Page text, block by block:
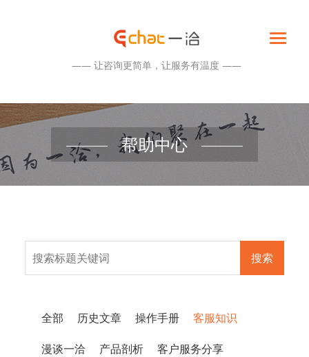
—— 让咨询更简单，让服务有温度 ——
帮助中心
搜索
全部 历史文章 操作手册 客服知识
漫谈一洽 产品剖析 客户服务分享